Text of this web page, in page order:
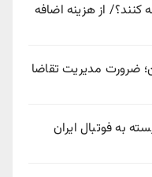
از هزینه اضافه
بنزین؛ ضرورت مدیریت تقاضا
به فوتبال ایران